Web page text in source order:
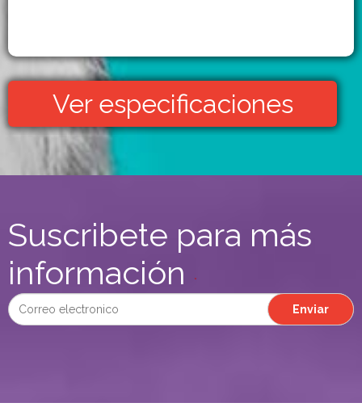
Ver especificaciones
Suscribete para más
información
*